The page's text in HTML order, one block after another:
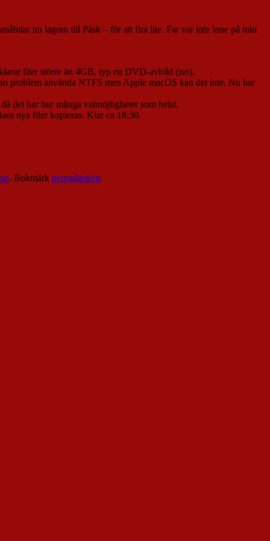
nu lagom till Påsk – för att fira lite. Far var inte inne på min
filer större än 4GB, typ en DVD-avbild (iso).
problem använda NTFS men Apple macOS kan det inte. Nu har
det har hur många valmöjligheter som helst.
nya filer kopieras. Klar ca 18:30.
. Bokmärk permalänken.